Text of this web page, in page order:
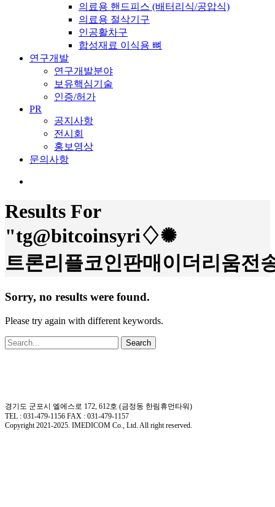
의료용 핸드피스 (배터리식/공압식)
의료용 절삭기구
인공활차구
합성재료 이식용 뼈
연구개발
연구개발분야
보유핵심기술
인증/허가
PR
공지사항
전시회
홍보영상
문의사항
Results For
"tg@bitcoinsyri♢✺
트론리플코인판매이더리움전
Sorry, no results were found.
Please try again with different keywords.
Search
경기도 군포시 엘에스로 172, 612호 (금정동 한림휴먼타워)
TEL : 031-479-1156 FAX : 031-479-1157
Copyright 2021-2025. IMEDICOM Co., Ltd. All right reserved.